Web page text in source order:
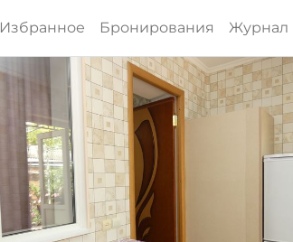
Избранное Бронирования Журнал